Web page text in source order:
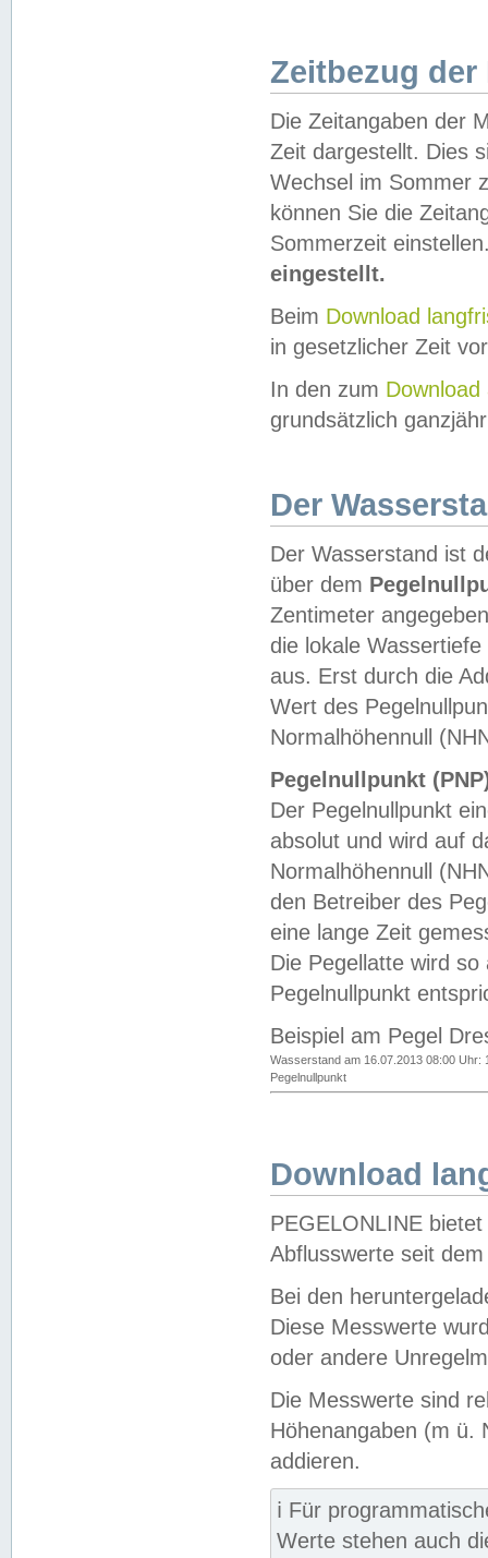
Zeitbezug der
Die Zeitangaben der
Zeit dargestellt. Dies
Wechsel im Sommer
können Sie die
Sommerzeit
eingestellt.
Beim Download
in gesetzlicher Zeit
In den zum Download
grundsätzlich
Der
Der Wasserstand ist
über dem
Zentimeter
die lokale
aus. Erst durch die
Wert des
Normalhöhennull
Pegelnullpunkt
Der Pegelnullpunkt
absolut und wird auf
Normalhöhennull
den Betreiber des
eine lange Zeit
Die Pegellatte wird
Pegelnullpunkt
Beispiel am Pegel
Wasserstand am 16.07.2013 08:00 Uhr:
Pegelnullpunkt
Download
PEGELONLINE
Abflusswerte seit
Bei den
Diese Messwerte
oder andere
Die Messwerte sind
Höhenangaben (m ü.
addieren.
ℹ️ Für
Werte stehen auch